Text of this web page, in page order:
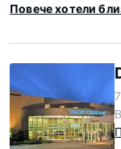
Повече хотели